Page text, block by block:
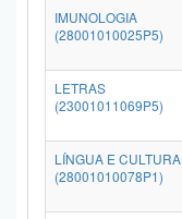
IMUNOLOGIA
(28001010025P5)
LETRAS
(23001011069P5)
LÍNGUA E CULTURA
(28001010078P1)